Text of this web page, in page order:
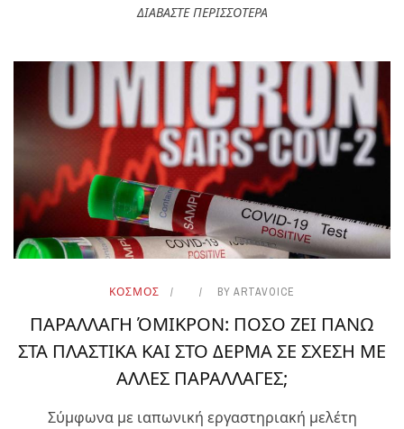
ΔΙΑΒΑΣΤΕ ΠΕΡΙΣΣΟΤΕΡΑ
ΚΟΣΜΟΣ BY ARTAVOICE
ΠΑΡΑΛΛΑΓΗ ΌΜΙΚΡΟΝ: ΠΟΣΟ ΖΕΙ ΠΑΝΩ
ΣΤΑ ΠΛΑΣΤΙΚΑ ΚΑΙ ΣΤΟ ΔΕΡΜΑ ΣΕ ΣΧΕΣΗ ΜΕ
ΑΛΛΕΣ ΠΑΡΑΛΛΑΓΕΣ;
Σύμφωνα με ιαπωνική εργαστηριακή μελέτη